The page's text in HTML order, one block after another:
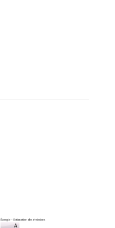
Énergie - Estimation des émissions